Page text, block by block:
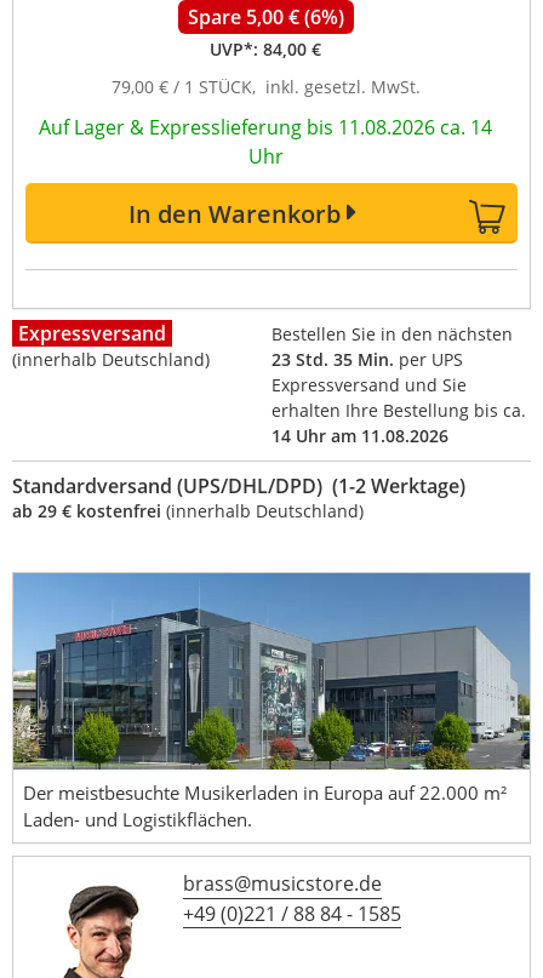
Spare 5,00 € (6%)
UVP*: 84,00 €
79,00 € / 1 STÜCK, inkl. gesetzl. MwSt.
Auf Lager & Expresslieferung bis 11.08.2026 ca. 14
Uhr
In den Warenkorb
Expressversand
(innerhalb Deutschland)
Bestellen Sie in den nächsten
23 Std. 35 Min. per UPS
Expressversand und Sie
erhalten Ihre Bestellung bis ca.
14 Uhr am 11.08.2026
Standardversand (UPS/DHL/DPD) (1-2 Werktage)
ab 29 € kostenfrei (innerhalb Deutschland)
Der meistbesuchte Musikerladen in Europa auf 22.000 m²
Laden- und Logistikflächen.
brass@musicstore.de
+49 (0)221 / 88 84 - 1585